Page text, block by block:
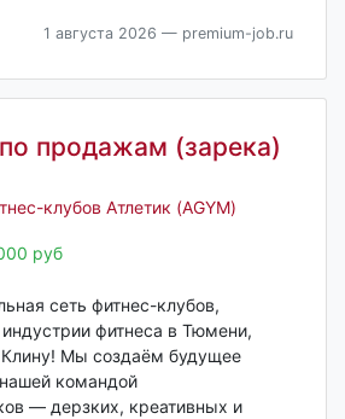
1 августа 2026 — premium-job.ru
продажам (зарека)
клубов Атлетик (AGYM)
руб
сеть фитнес-клубов,
фитнеса в Тюмени,
Мы создаём будущее
командой
— дерзких, креативных и